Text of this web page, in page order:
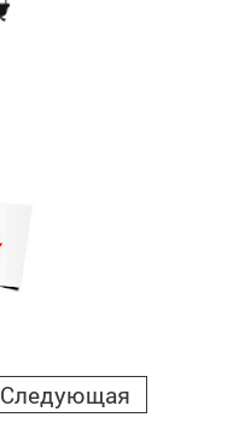
Следующая